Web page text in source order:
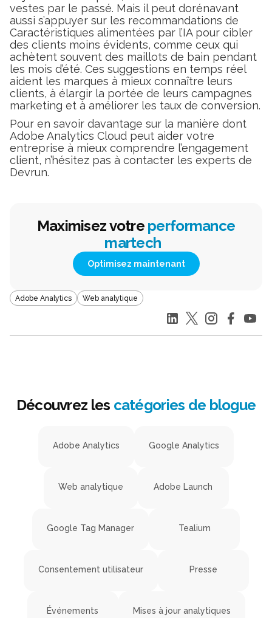
vestes par le passé. Mais il peut dorénavant
aussi s’appuyer sur les recommandations de
Caractéristiques alimentées par l’IA pour cibler
des clients moins évidents, comme ceux qui
achètent souvent des maillots de bain pendant
les mois d’été. Ces suggestions en temps réel
aident les marques à mieux connaître leurs
clients, à élargir la portée de leurs campagnes
marketing et à améliorer les taux de conversion.
Pour en savoir davantage sur la manière dont
Adobe Analytics Cloud peut aider votre
entreprise à mieux comprendre l’engagement
client, n’hésitez pas à contacter les experts de
Devrun.
Maximisez votre performance
martech
Optimisez maintenant
Adobe Analytics Web analytique
Découvrez les catégories de blogue
Adobe Analytics Google Analytics
Web analytique Adobe Launch
Google Tag Manager Tealium
Consentement utilisateur Presse
Événements Mises à jour analytiques